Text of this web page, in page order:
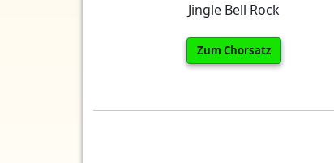
Jingle Bell Rock
Zum Chorsatz